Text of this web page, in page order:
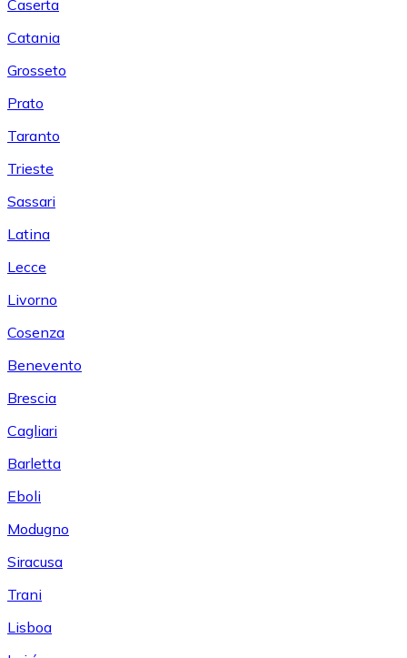
Caserta
Catania
Grosseto
Prato
Taranto
Trieste
Sassari
Latina
Lecce
Livorno
Cosenza
Benevento
Brescia
Cagliari
Barletta
Eboli
Modugno
Siracusa
Trani
Lisboa